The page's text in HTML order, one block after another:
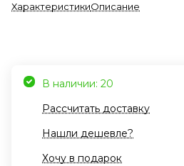
ХарактеристикиОписание
В наличии: 20
Рассчитать доставку
Нашли дешевле?
Хочу в подарок